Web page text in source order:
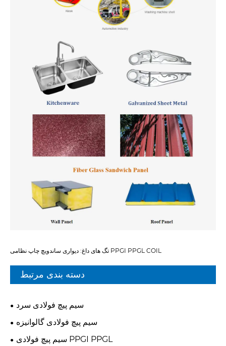
تگ های داغ: دیواری ساندویچ چاپ نظامی PPGI PPGL COIL
دسته بندی مرتبط
سیم پیچ فولادی سرد
سیم پیچ فولادی گالوانیزه
سیم پیچ فولادی PPGI PPGL